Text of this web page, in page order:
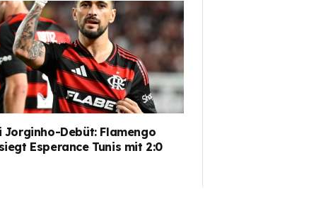
Jorginho-Debüt: Flamengo
Esperance Tunis mit 2:0